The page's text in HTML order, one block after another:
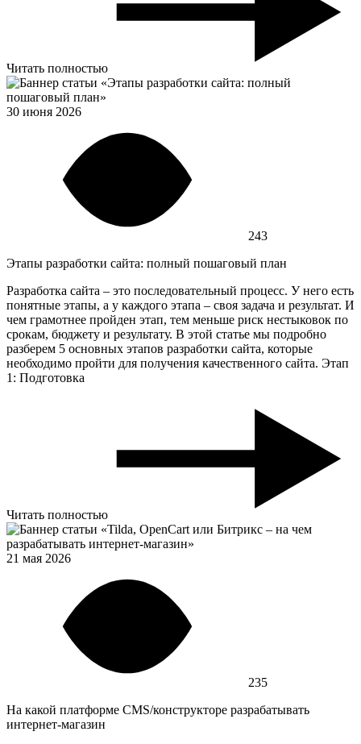
Читать полностью
30 июня 2026
243
Этапы разработки сайта: полный пошаговый план
Разработка сайта – это последовательный процесс. У него есть
понятные этапы, а у каждого этапа – своя задача и результат. И
чем грамотнее пройден этап, тем меньше риск нестыковок по
срокам, бюджету и результату. В этой статье мы подробно
разберем 5 основных этапов разработки сайта, которые
необходимо пройти для получения качественного сайта. Этап
1: Подготовка
Читать полностью
21 мая 2026
235
На какой платформе CMS/конструкторе разрабатывать
интернет-магазин